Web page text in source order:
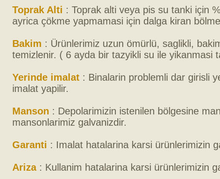
Toprak Alti : Toprak alti veya pis su tanki için
ayrica çökme yapmamasi için dalga kiran
Bakim : Ürünlerimiz uzun ömürlü, saglikli,
temizlenir. ( 6 ayda bir tazyikli su ile yikanmasi
Yerinde imalat : Binalarin problemli dar girisli
imalat yapilir.
Manson : Depolarimizin istenilen bölgesine
mansonlarimiz galvanizdir.
Garanti : Imalat hatalarina karsi ürünlerimizin
Ariza : Kullanim hatalarina karsi ürünlerimizin